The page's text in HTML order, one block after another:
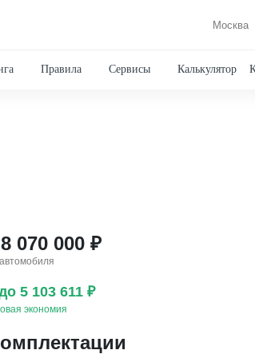
Москва
Правила Сервисы Калькулятор
070 000 ₽
5 103 611 ₽
экономия